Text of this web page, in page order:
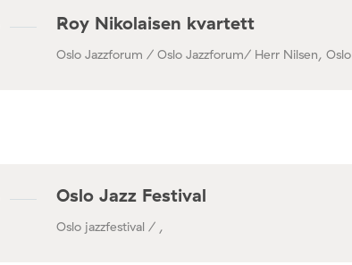
Roy Nikolaisen kvartett
Oslo Jazzforum / Oslo Jazzforum/ Herr Nilsen, Oslo
Oslo Jazz Festival
Oslo jazzfestival / ,